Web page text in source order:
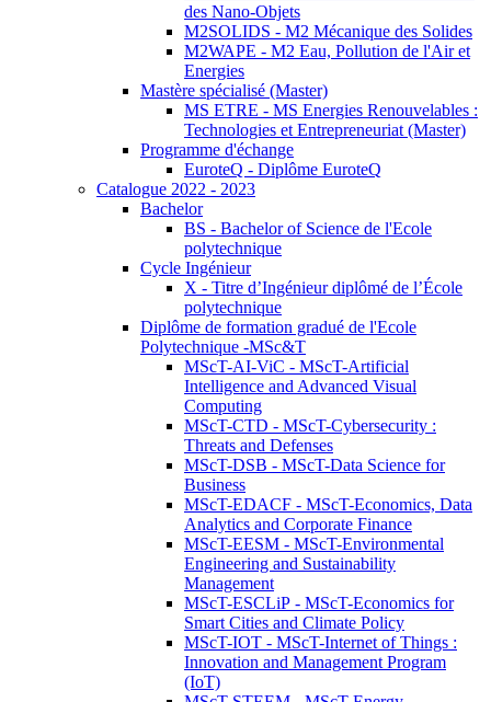
des Nano-Objets
M2SOLIDS - M2 Mécanique des Solides
M2WAPE - M2 Eau, Pollution de l'Air et
Energies
Mastère spécialisé (Master)
MS ETRE - MS Energies Renouvelables :
Technologies et Entrepreneuriat (Master)
Programme d'échange
EuroteQ - Diplôme EuroteQ
Catalogue 2022 - 2023
Bachelor
BS - Bachelor of Science de l'Ecole
polytechnique
Cycle Ingénieur
X - Titre d’Ingénieur diplômé de l’École
polytechnique
Diplôme de formation gradué de l'Ecole
Polytechnique -MSc&T
MScT-AI-ViC - MScT-Artificial
Intelligence and Advanced Visual
Computing
MScT-CTD - MScT-Cybersecurity :
Threats and Defenses
MScT-DSB - MScT-Data Science for
Business
MScT-EDACF - MScT-Economics, Data
Analytics and Corporate Finance
MScT-EESM - MScT-Environmental
Engineering and Sustainability
Management
MScT-ESCLiP - MScT-Economics for
Smart Cities and Climate Policy
MScT-IOT - MScT-Internet of Things :
Innovation and Management Program
(IoT)